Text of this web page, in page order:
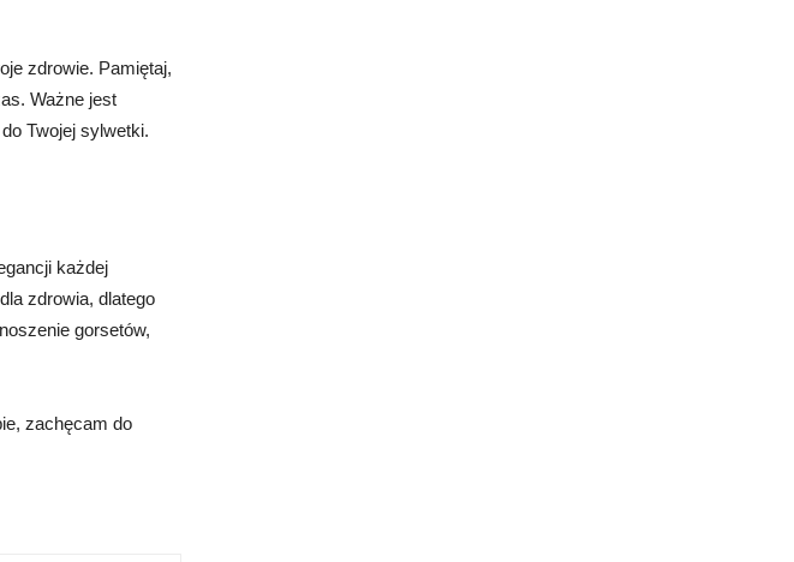
zdrowie. Pamiętaj,
Ważne jest
Twojej sylwetki.
każdej
zdrowia, dlatego
gorsetów,
zachęcam do